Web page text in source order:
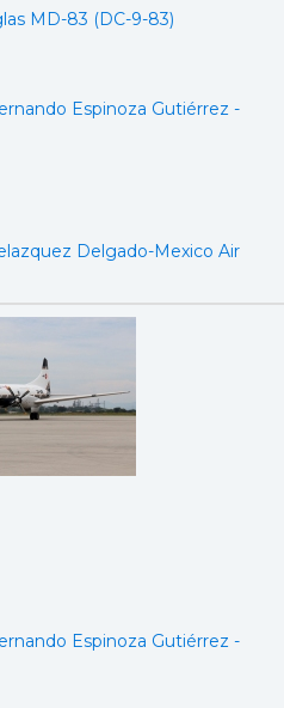
MD-83 (DC-9-83)
Espinoza Gutiérrez -
Delgado-Mexico Air
Espinoza Gutiérrez -